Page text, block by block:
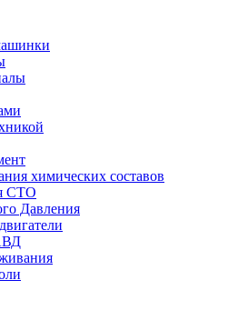
химических составов
СТО
Давления